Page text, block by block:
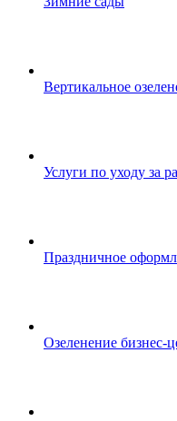
Вертикальное
Услуги по уходу за
Праздничное
Озеленение бизнес-